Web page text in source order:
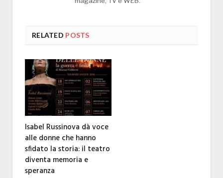
RELATED POSTS
Isabel Russinova dà voce
alle donne che hanno
sfidato la storia: il teatro
diventa memoria e
speranza